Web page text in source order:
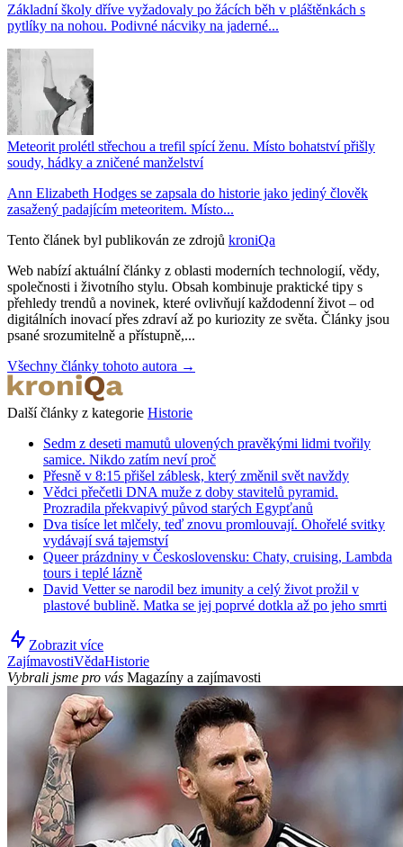
Základní školy dříve vyžadovaly po žácích běh v pláštěnkách s
pytlíky na nohou. Podivné nácviky na jaderné...
Meteorit prolétl střechou a trefil spící ženu. Místo bohatství přišly
soudy, hádky a zničené manželství
Ann Elizabeth Hodges se zapsala do historie jako jediný člověk
zasažený padajícím meteoritem. Místo...
Tento článek byl publikován ze zdrojů kroniQa
Web nabízí aktuální články z oblasti moderních technologií, vědy,
společnosti i životního stylu. Obsah kombinuje praktické tipy s
přehledy trendů a novinek, které ovlivňují každodenní život – od
digitálních inovací přes zdraví až po kuriozity ze světa. Články jsou
psané srozumitelně a přístupně,...
Všechny články tohoto autora →
Další články z kategorie Historie
Sedm z deseti mamutů ulovených pravěkými lidmi tvořily
samice. Nikdo zatím neví proč
Přesně v 8:15 přišel záblesk, který změnil svět navždy
Vědci přečetli DNA muže z doby stavitelů pyramid.
Prozradila překvapivý původ starých Egypťanů
Dva tisíce let mlčely, teď znovu promlouvají. Ohořelé svitky
vydávají svá tajemství
Queer prázdniny v Československu: Chaty, cruising, Lambda
tours i teplé lázně
David Vetter se narodil bez imunity a celý život prožil v
plastové bublině. Matka se jej poprvé dotkla až po jeho smrti
Zobrazit více
ZajímavostiVědaHistorie
Vybrali jsme pro vás Magazíny a zajímavosti